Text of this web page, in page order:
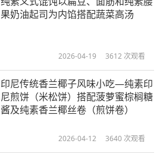
果奶油起司为内馅搭配蔬菜高汤
2026-04-19 3612 次观看
印尼传统香兰椰子风味小吃—纯素印
尼煎饼（米松饼）搭配菠萝蜜棕榈糖
酱及纯素香兰椰丝卷（煎饼卷）
2026-04-12 3640 次观看